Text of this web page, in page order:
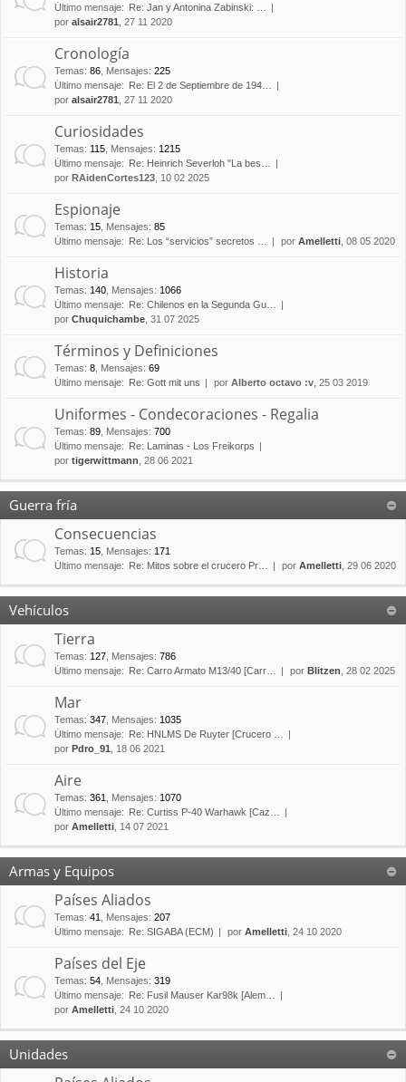
Último mensaje:
Re: Jan y Antonina Zabinski: …
por alsair2781 , 27 11 2020
Cronología
Temas: 86 Mensajes: 225
Último mensaje:
Re: El 2 de Septiembre de 194…
por alsair2781 , 27 11 2020
Curiosidades
Temas: 115 Mensajes: 1215
Último mensaje:
Re: Heinrich Severloh "La bes…
por RAidenCortes123 , 10 02 2025
Espionaje
Temas: 15 Mensajes: 85
Último mensaje:
Re: Los “servicios” secretos … por Amelletti , 08 05 2020
Historia
Temas: 140 Mensajes: 1066
Último mensaje:
Re: Chilenos en la Segunda Gu…
por Chuquichambe , 31 07 2025
Términos y Definiciones
Temas: 8 Mensajes: 69
Último mensaje:
Re: Gott mit uns por Alberto octavo :v , 25 03 2019
Uniformes - Condecoraciones - Regalia
Temas: 89 Mensajes: 700
Último mensaje:
Re: Laminas - Los Freikorps
por tigerwittmann , 28 06 2021
Guerra fría
Consecuencias
Temas: 15 Mensajes: 171
Último mensaje:
Re: Mitos sobre el crucero Pr… por Amelletti , 29 06 2020
Vehículos
Tierra
Temas: 127 Mensajes: 786
Último mensaje:
Re: Carro Armato M13/40 [Carr… por Blitzen , 28 02 2025
Mar
Temas: 347 Mensajes: 1035
Último mensaje:
Re: HNLMS De Ruyter [Crucero …
por Pdro_91 , 18 06 2021
Aire
Temas: 361 Mensajes: 1070
Último mensaje:
Re: Curtiss P-40 Warhawk [Caz…
por Amelletti , 14 07 2021
Armas y Equipos
Países Aliados
Temas: 41 Mensajes: 207
Último mensaje:
Re: SIGABA (ECM) por Amelletti , 24 10 2020
Países del Eje
Temas: 54 Mensajes: 319
Último mensaje:
Re: Fusil Mauser Kar98k [Alem…
por Amelletti , 24 10 2020
Unidades